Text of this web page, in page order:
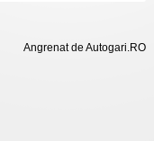
Angrenat de Autogari.RO